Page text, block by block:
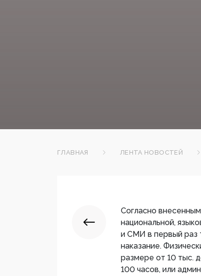
ГЛАВНАЯ ЛЕНТА НОВОСТЕЙ
Согласно
национальной,
и СМИ в первый раз
наказание.
размере от 10 тыс.
100 часов, или